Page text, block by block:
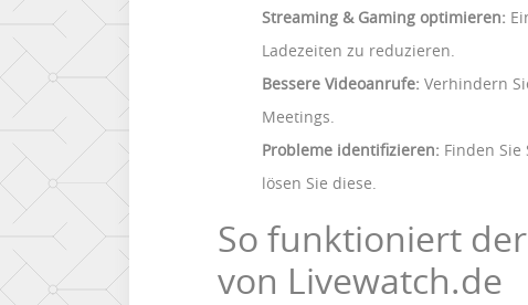
Streaming & Gaming optimieren:
Ladezeiten zu reduzieren.
Bessere Videoanrufe: Verhindern
Meetings.
Probleme identifizieren: Finden
lösen Sie diese.
So funktioniert der
von Livewatch.de